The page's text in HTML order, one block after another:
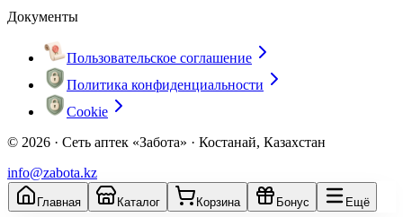
Документы
Пользовательское соглашение
Политика конфиденциальности
Cookie
© 2026 · Сеть аптек «Забота» · Костанай, Казахстан
info@zabota.kz
Главная Каталог Корзина Бонус Ещё